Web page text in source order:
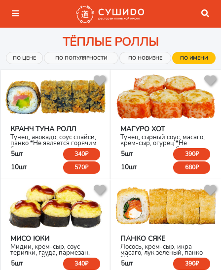
ТЁПЛЫЕ РОЛЛЫ
ПО ЦЕНЕ ПО ПОПУЛЯРНОСТИ ПО НОВИЗНЕ ПО ИМЕНИ
КРАНЧ ТУНА РОЛЛ
Тунец, авокадо, соус спайси,
панко *Не является горячим
блюдом
5шт 340₽
10шт 570₽
МАГУРО ХОТ
Тунец, сырный соус, масаго,
крем-сыр, огурец *Не
является горячим блюдом
5шт 390₽
10шт 680₽
МИСО ЮКИ
Мидии, крем-сыр, соус
терияки, гауда, пармезан,
мисо соус *Не является
горячим блюдом
5шт 340₽
ПАНКО СЯКЕ
Лосось, крем-сыр, икра
масаго, лук зеленый, панко
*Не является горячим
блюдом
5шт 390₽